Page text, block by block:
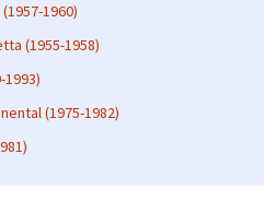
1960)
(1955-1958)
1993)
(1975-1982)